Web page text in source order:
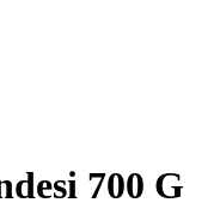
700 G